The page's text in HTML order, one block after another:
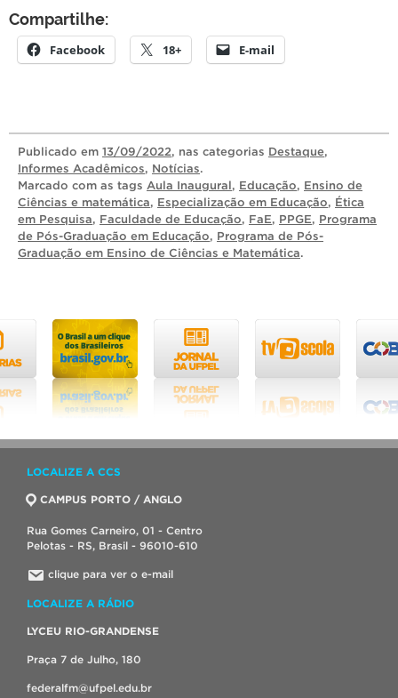
Compartilhe:
Facebook 18+ E-mail
Publicado em 13/09/2022, nas categorias Destaque,
Informes Acadêmicos, Notícias.
Marcado com as tags Aula Inaugural, Educação, Ensino de
Ciências e matemática, Especialização em Educação, Ética
em Pesquisa, Faculdade de Educação, FaE, PPGE, Programa
de Pós-Graduação em Educação, Programa de Pós-
Graduação em Ensino de Ciências e Matemática.
LOCALIZE A CCS
CAMPUS PORTO / ANGLO
Rua Gomes Carneiro, 01 - Centro
Pelotas - RS, Brasil - 96010-610
clique para ver o e-mail
LOCALIZE A RÁDIO
LYCEU RIO-GRANDENSE
Praça 7 de Julho, 180
federalfm@ufpel.edu.br